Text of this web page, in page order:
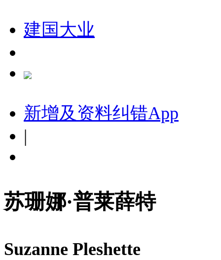
建国大业
新增及资料纠错App
|
苏珊娜·普莱薛特
Suzanne Pleshette